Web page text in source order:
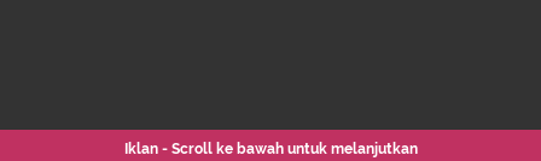
Iklan - Scroll ke bawah untuk melanjutkan